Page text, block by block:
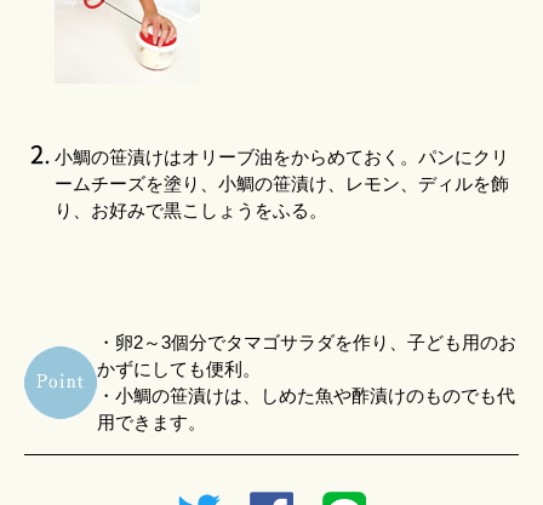
小鯛の笹漬けはオリーブ油をからめておく。パンにクリ
ームチーズを塗り、小鯛の笹漬け、レモン、ディルを飾
り、お好みで黒こしょうをふる。
・卵2～3個分でタマゴサラダを作り、子ども用のお
かずにしても便利。
・小鯛の笹漬けは、しめた魚や酢漬けのものでも代
用できます。